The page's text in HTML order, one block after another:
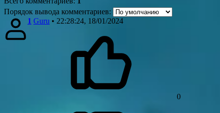
Порядок вывода комментариев:
1 Guru • 22:28:24, 18/01/2024
0